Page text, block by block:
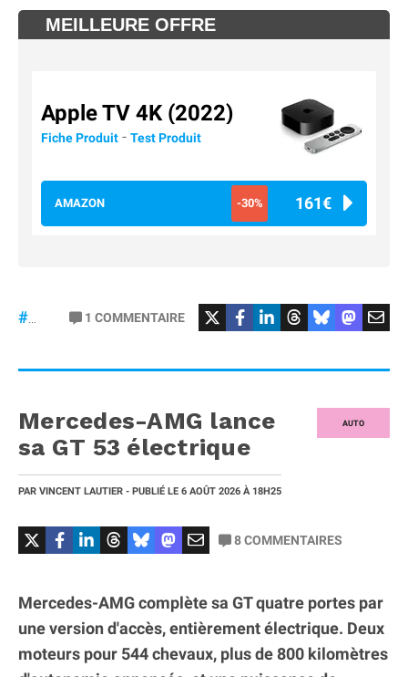
MEILLEURE OFFRE
Apple TV 4K (2022)
Fiche Produit - Test Produit
AMAZON -30% 161€
#Football #liga
1 COMMENTAIRE
AUTO
Mercedes-AMG lance
sa GT 53 électrique
PAR VINCENT LAUTIER - PUBLIÉ LE 6 AOÛT 2026 À 18H25
8COMMENTAIRES
Mercedes-AMG complète sa GT quatre portes par
une version d'accès, entièrement électrique. Deux
moteurs pour 544 chevaux, plus de 800 kilomètres